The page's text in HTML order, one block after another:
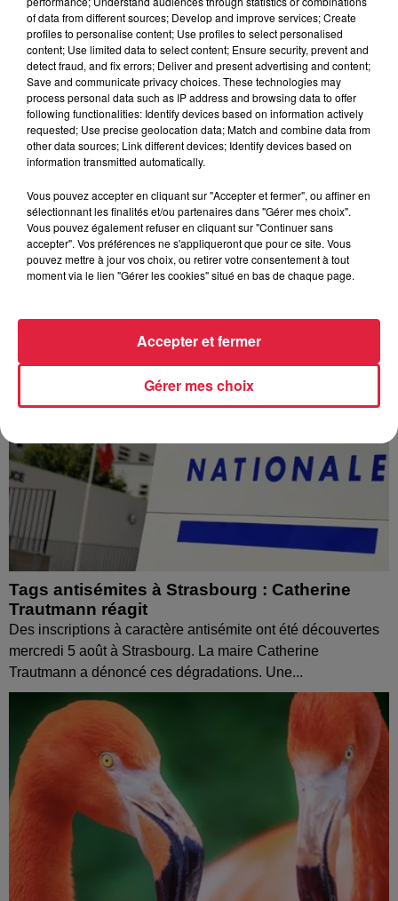
À Hoerdt, de l’eau brune sort des robinets
Depuis plusieurs jours, des habitants de Hoerdt ont vu de
l’eau brune s’écouler de leurs robinets. Face aux
nombreuses interrogations, la municipalité a pris...
Tags antisémites à Strasbourg : Catherine
Trautmann réagit
Des inscriptions à caractère antisémite ont été découvertes
mercredi 5 août à Strasbourg. La maire Catherine
Trautmann a dénoncé ces dégradations. Une...
of data from different sources; Develop and improve services; Create
profiles to personalise content; Use profiles to select personalised
content; Use limited data to select content; Ensure security, prevent and
detect fraud, and fix errors; Deliver and present advertising and content;
Save and communicate privacy choices. These technologies may
process personal data such as IP address and browsing data to offer
following functionalities: Identify devices based on information actively
requested; Use precise geolocation data; Match and combine data from
other data sources; Link different devices; Identify devices based on
information transmitted automatically.
Vous pouvez accepter en cliquant sur "Accepter et fermer", ou affiner en
sélectionnant les finalités et/ou partenaires dans "Gérer mes choix".
Vous pouvez également refuser en cliquant sur "Continuer sans
accepter". Vos préférences ne s'appliqueront que pour ce site. Vous
pouvez mettre à jour vos choix, ou retirer votre consentement à tout
moment via le lien "Gérer les cookies" situé en bas de chaque page.
Gérer mes choix
Accepter et fermer